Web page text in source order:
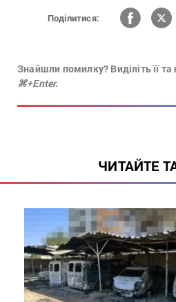
Поділитися:
Знайшли помилку? Виділіть її та
⌘+Enter.
ЧИТАЙТЕ